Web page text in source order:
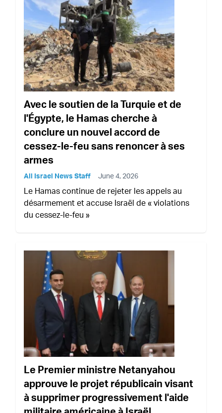
Avec le soutien de la Turquie et de
l'Égypte, le Hamas cherche à
conclure un nouvel accord de
cessez-le-feu sans renoncer à ses
armes
All Israel News Staff June 4, 2026
Le Hamas continue de rejeter les appels au
désarmement et accuse Israël de « violations
du cessez-le-feu »
Le Premier ministre Netanyahou
approuve le projet républicain visant
à supprimer progressivement l'aide